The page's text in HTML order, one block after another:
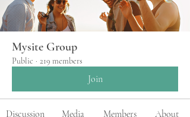
Mysite Group
Public · 219 members
Join
Discussion Media Members About